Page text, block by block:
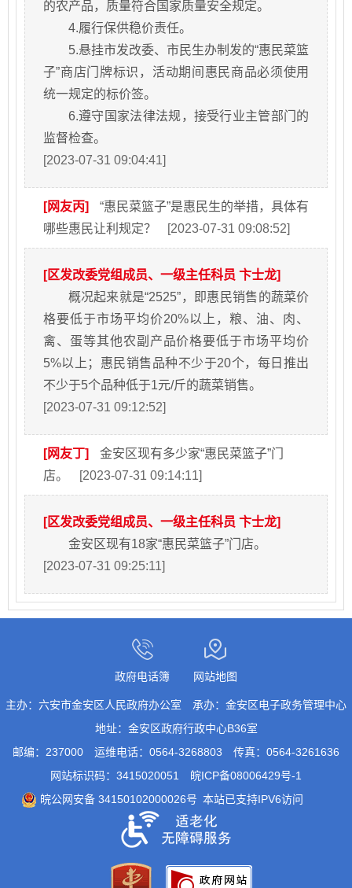
的农产品，质量符合国家质量安全规定。
4.履行保供稳价责任。
5.悬挂市发改委、市民生办制发的“惠民菜篮
子”商店门牌标识，活动期间惠民商品必须使用
统一规定的标价签。
6.遵守国家法律法规，接受行业主管部门的
监督检查。
[2023-07-31 09:04:41]
[网友丙]
“惠民菜篮子”是惠民生的举措，具体有
哪些惠民让利规定？
[2023-07-31 09:08:52]
[区发改委党组成员、一级主任科员 卞士龙]
概况起来就是“2525”，即惠民销售的蔬菜价
格要低于市场平均价20%以上，粮、油、肉、
禽、蛋等其他农副产品价格要低于市场平均价
5%以上；惠民销售品种不少于20个，每日推出
不少于5个品种低于1元/斤的蔬菜销售。
[2023-07-31 09:12:52]
[网友丁]
金安区现有多少家“惠民菜篮子”门
店。
[2023-07-31 09:14:11]
[区发改委党组成员、一级主任科员 卞士龙]
金安区现有18家“惠民菜篮子”门店。
[2023-07-31 09:25:11]
政府电话簿 网站地图
主办：六安市金安区人民政府办公室
承办：金安区电子政务管理中心
地址：金安区政府行政中心B36室
邮编：237000
运维电话：0564-3268803
传真：0564-3261636
网站标识码：3415020051
皖ICP备08006429号-1
皖公网安备 34150102000026号 本站已支持IPV6访问